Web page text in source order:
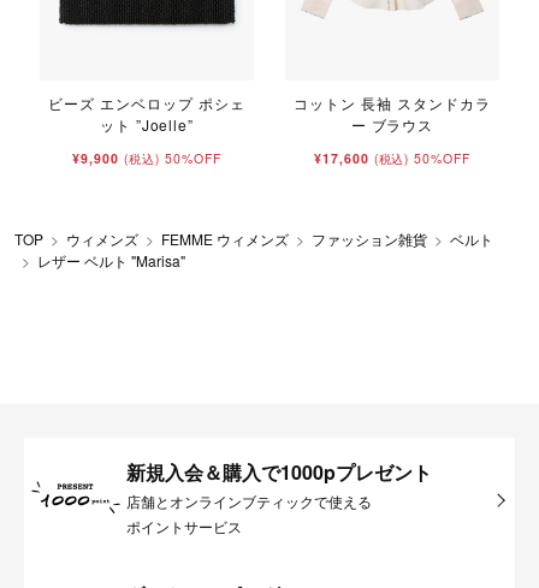
ビーズ エンベロップ ポシェ
ット ”Joelle”
¥9,900 (税込) 50%OFF
コットン 長袖 スタンドカラ
ー ブラウス
¥17,600 (税込) 50%OFF
TOP ウィメンズ FEMME ウィメンズ ファッション雑貨
ベルト
レザー ベルト "Marisa"
新規入会＆購入で1000pプレゼント
店舗とオンラインブティックで使える
ポイントサービス